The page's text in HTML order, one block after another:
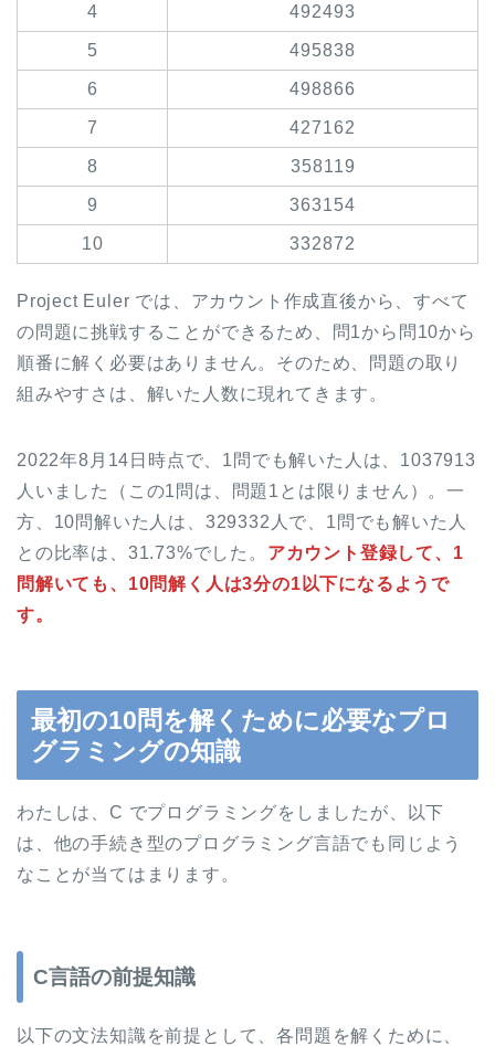
4 492493
5 495838
6 498866
7 427162
8 358119
9 363154
10 332872
Project Euler では、アカウント作成直後から、すべて
の問題に挑戦することができるため、問1から問10から
順番に解く必要はありません。そのため、問題の取り
組みやすさは、解いた人数に現れてきます。
2022年8月14日時点で、1問でも解いた人は、1037913
人いました（この1問は、問題1とは限りません）。一
方、10問解いた人は、329332人で、1問でも解いた人
との比率は、31.73%でした。 アカウント登録して、1
問解いても、10問解く人は3分の1以下になるようで
す。
最初の10問を解くために必要なプロ
グラミングの知識
わたしは、C でプログラミングをしましたが、以下
は、他の手続き型のプログラミング言語でも同じよう
なことが当てはまります。
C言語の前提知識
以下の文法知識を前提として、各問題を解くために、